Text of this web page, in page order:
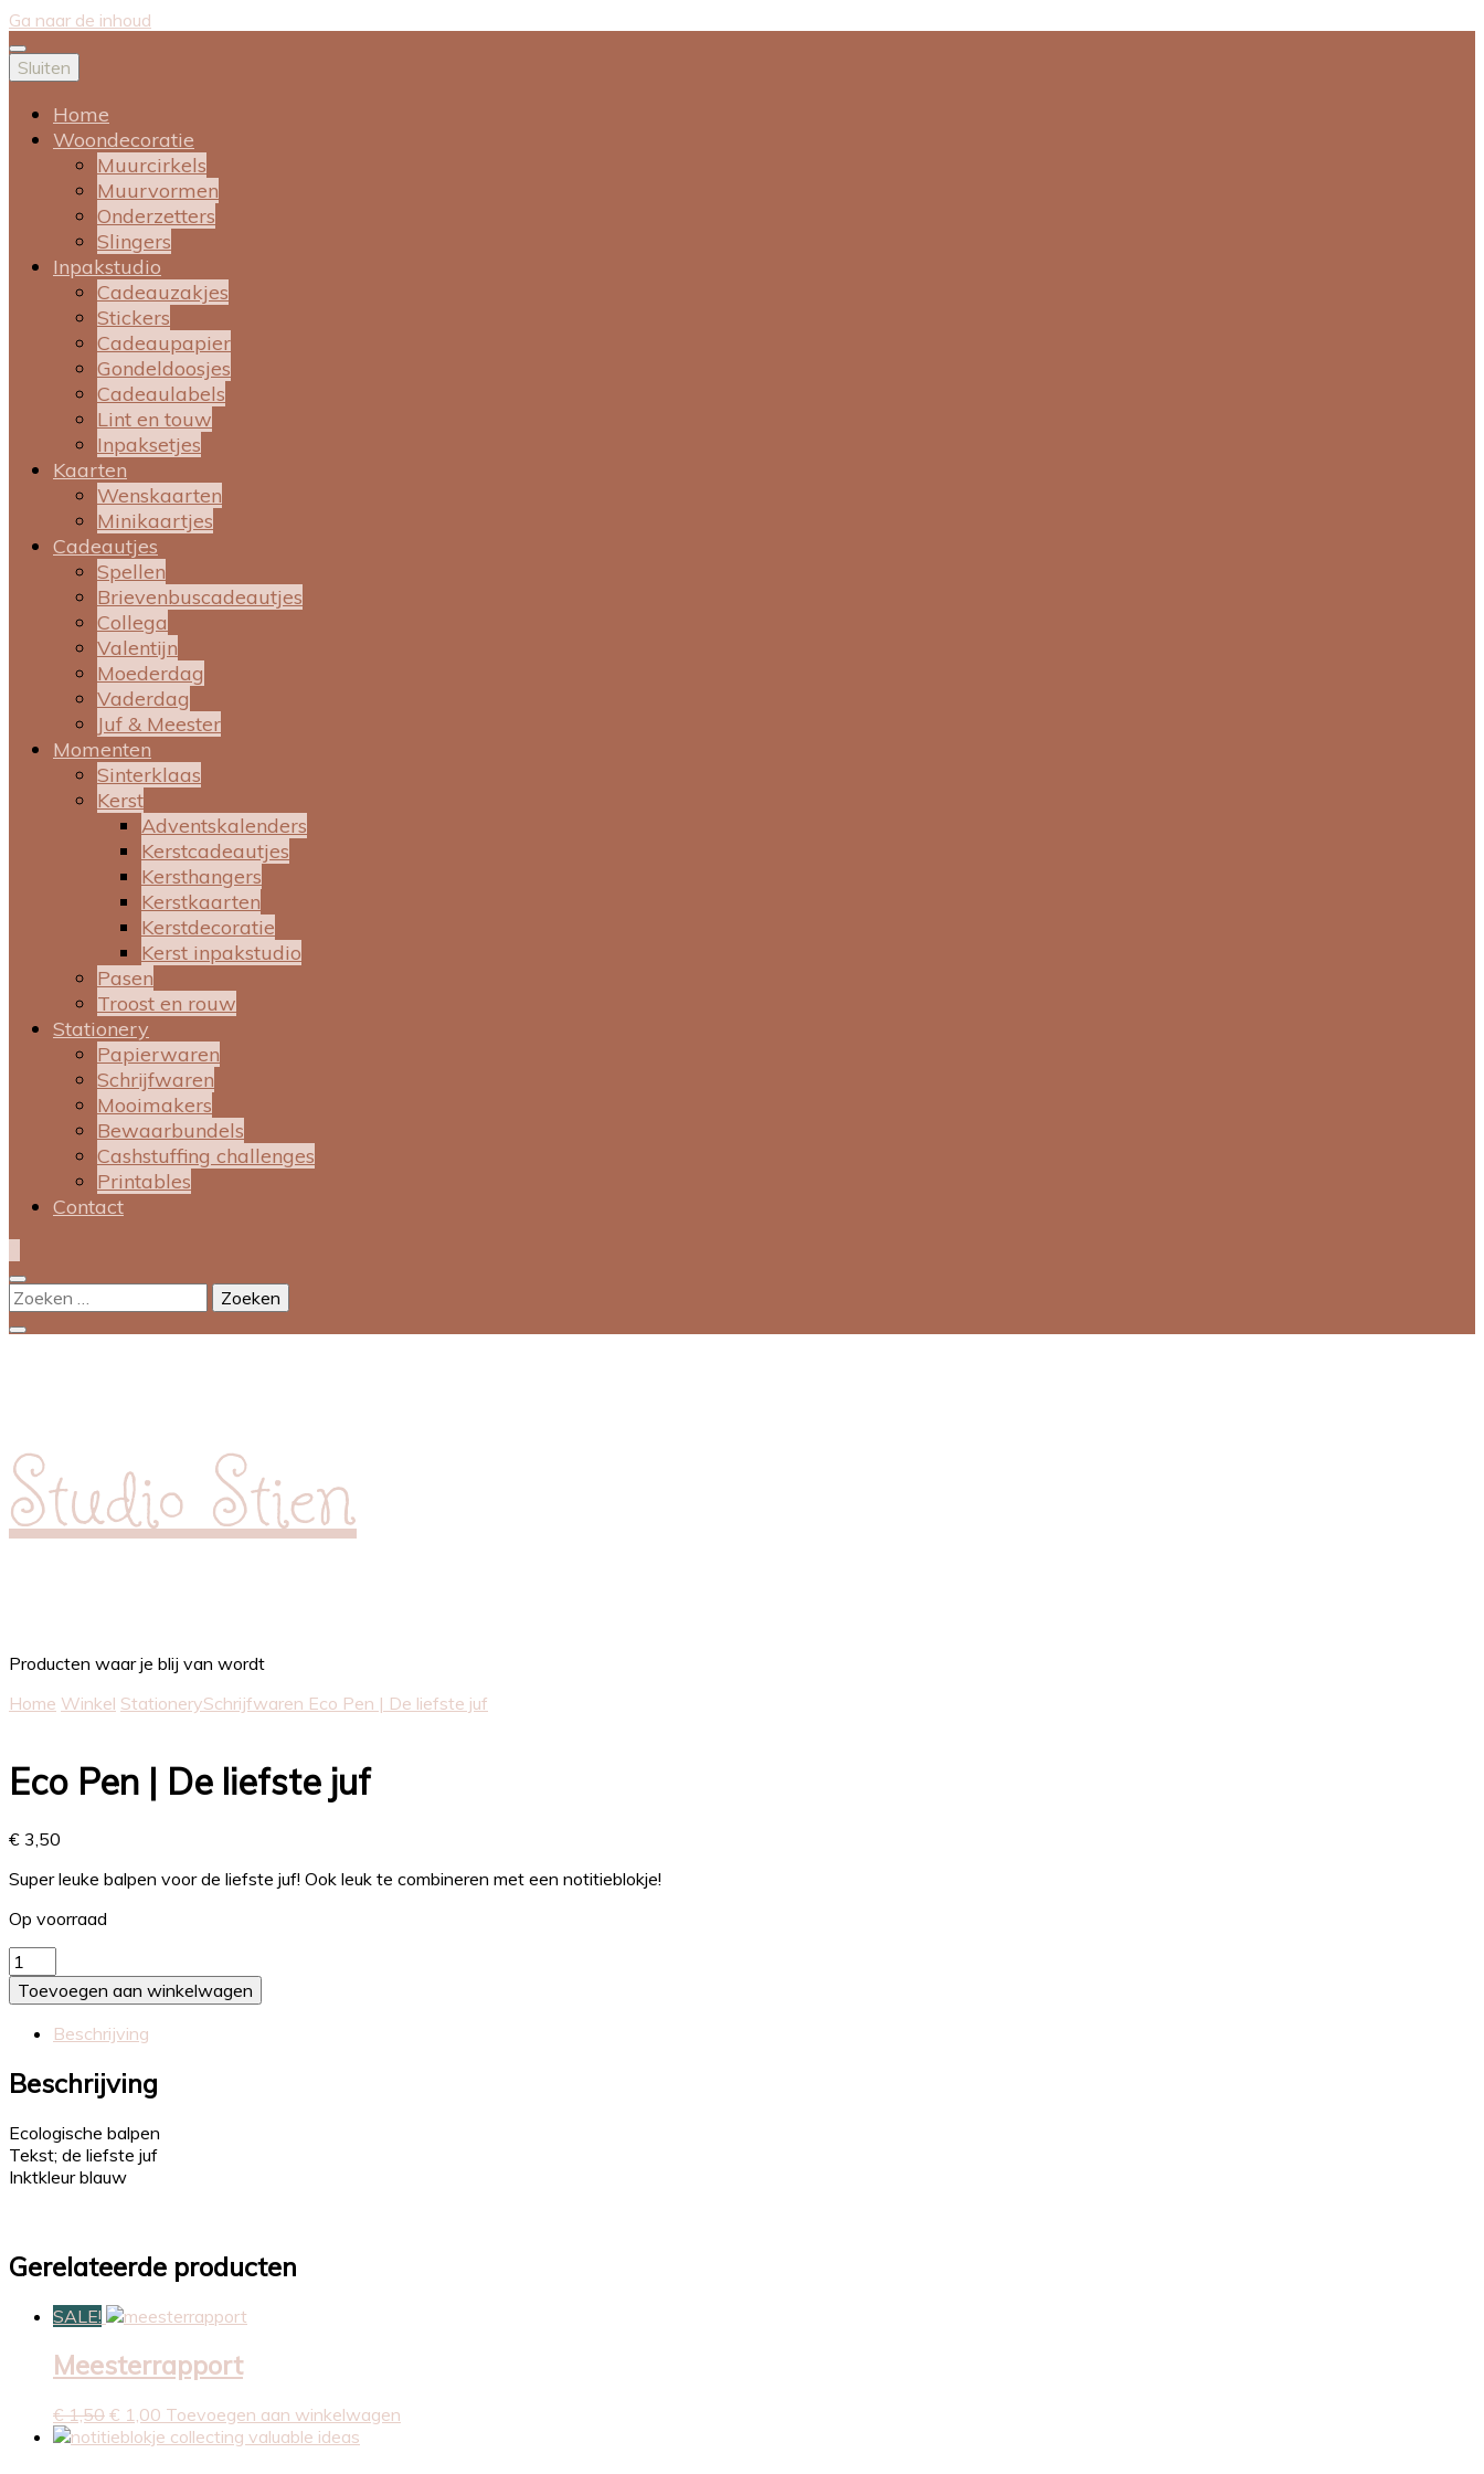
Ga naar de inhoud
Sluiten
Home
Woondecoratie
Muurcirkels
Muurvormen
Onderzetters
Slingers
Inpakstudio
Cadeauzakjes
Stickers
Cadeaupapier
Gondeldoosjes
Cadeaulabels
Lint en touw
Inpaksetjes
Kaarten
Wenskaarten
Minikaartjes
Cadeautjes
Spellen
Brievenbuscadeautjes
Collega
Valentijn
Moederdag
Vaderdag
Juf & Meester
Momenten
Sinterklaas
Kerst
Adventskalenders
Kerstcadeautjes
Kersthangers
Kerstkaarten
Kerstdecoratie
Kerst inpakstudio
Pasen
Troost en rouw
Stationery
Papierwaren
Schrijfwaren
Mooimakers
Bewaarbundels
Cashstuffing challenges
Printables
Contact
Zoeken
naar:
Studio Stien
Producten waar je blij van wordt
Home Winkel StationerySchrijfwaren Eco Pen | De liefste juf
Eco Pen | De liefste juf
€ 3,50
Super leuke balpen voor de liefste juf! Ook leuk te combineren met een notitieblokje!
Op voorraad
Eco
Pen
|
liefste
aantal
Toevoegen aan winkelwagen
Beschrijving
Beschrijving
Ecologische balpen
Tekst; de liefste juf
Inktkleur blauw
Gerelateerde producten
SALE!
Meesterrapport
€1,50 Oorspronkelijke
prijs
€ 1,00 Huidige
prijs
Toevoegen aan winkelwagen